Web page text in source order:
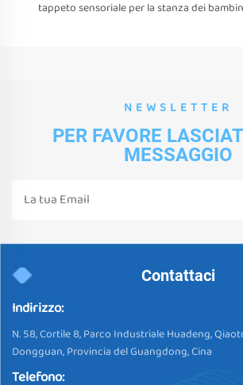
tappeto sensoriale per la stanza dei
NEWSLETTER
PER FAVORE
MESSAGGIO
Contattaci
Indirizzo:
N. 58, Cortile 8, Parco Industriale Huadeng,
Dongguan, Provincia del Guangdong, Cina
Telefono: